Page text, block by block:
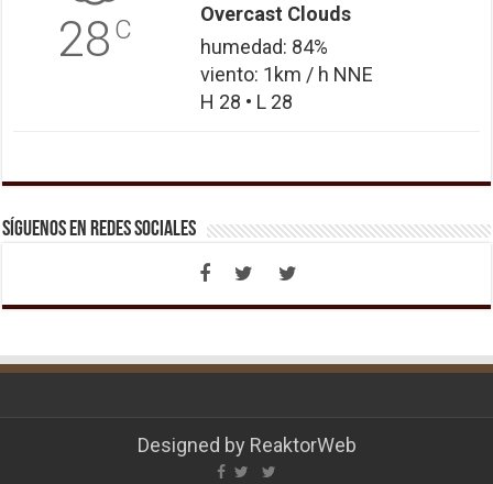
28 C
Overcast Clouds
humedad: 84%
viento: 1km / h NNE
H 28 • L 28
Síguenos en Redes Sociales
Designed by ReaktorWeb